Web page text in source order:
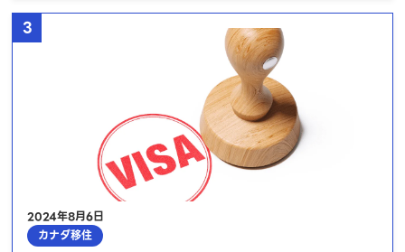
3
2024年8月6日
カナダ移住